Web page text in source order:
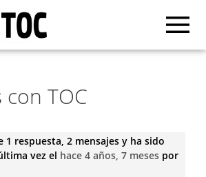
TOC
1 respuesta, 2 mensajes y ha sido
vez el hace 4 años, 7 mesespor